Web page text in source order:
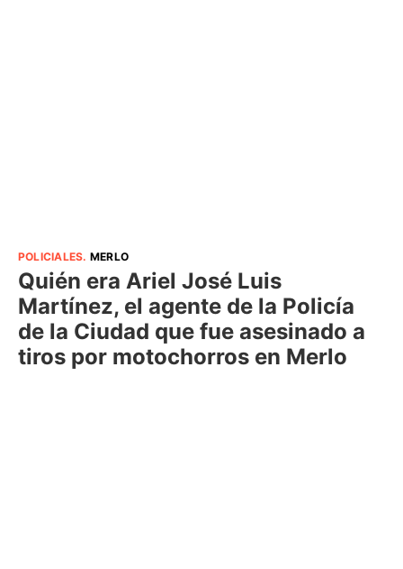
POLICIALES. MERLO
Quién era Ariel José Luis
Martínez, el agente de la Policía
de la Ciudad que fue asesinado a
tiros por motochorros en Merlo